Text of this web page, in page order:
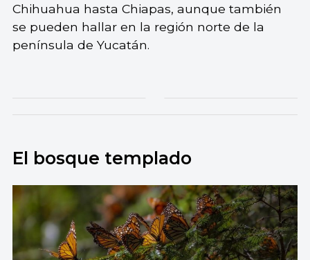
Chihuahua hasta Chiapas, aunque también
se pueden hallar en la región norte de la
península de Yucatán.
El bosque templado